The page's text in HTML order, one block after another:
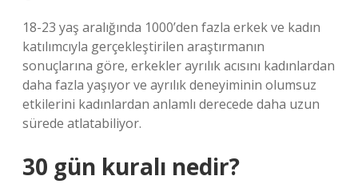
18-23 yaş aralığında 1000’den fazla erkek ve kadın
katılımcıyla gerçekleştirilen araştırmanın
sonuçlarına göre, erkekler ayrılık acısını kadınlardan
daha fazla yaşıyor ve ayrılık deneyiminin olumsuz
etkilerini kadınlardan anlamlı derecede daha uzun
sürede atlatabiliyor.
30 gün kuralı nedir?